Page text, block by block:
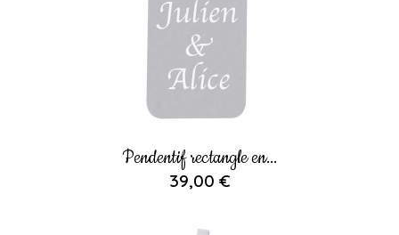
Pendentif rectangle en...
39,00 €